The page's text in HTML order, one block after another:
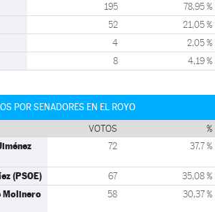
195 78,95 %
52 21,05 %
4 2,05 %
8 4,19 %
POR SENADORES EN EL ROYO
VOTOS %
72 37,7 %
(PSOE) 67 35,08 %
Molinero
58 30,37 %